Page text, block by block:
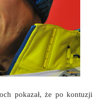
pokazał, że po kontuzji